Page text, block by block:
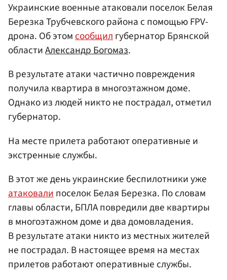
Украинские военные атаковали поселок Белая
Березка Трубчевского района с помощью FPV-
дрона. Об этомсообщилгубернатор Брянской
областиАлександр Богомаз.
В результате атаки частично повреждения
получила квартира в многоэтажном доме.
Однако из людей никто не пострадал, отметил
губернатор.
На месте прилета работают оперативные и
экстренные службы.
В этот же день украинские беспилотники уже
атаковалипоселок Белая Березка. По словам
главы области, БПЛА повредили две квартиры
в многоэтажном доме и два домовладения.
В результате атаки никто из местных жителей
не пострадал. В настоящее время на местах
прилетов работают оперативные службы.